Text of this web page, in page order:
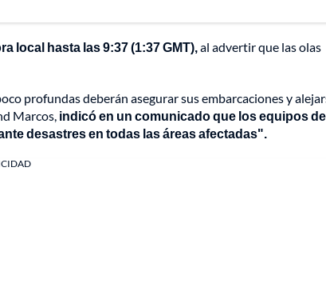
local hasta las 9:37 (1:37 GMT),al advertir que las olas
profundas deberán asegurar sus embarcaciones y
Marcos, indicó en un comunicado que los equipos de
desastres en todas las áreas afectadas".